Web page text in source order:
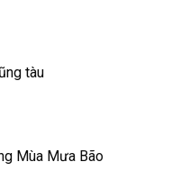
tàu
Mùa Mưa Bão